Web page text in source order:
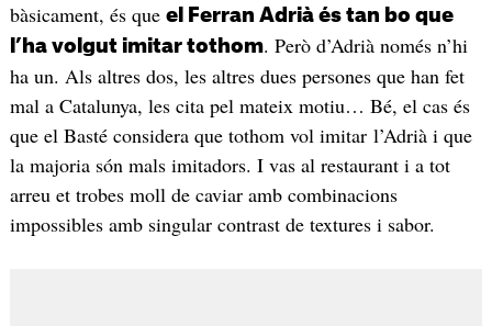
bàsicament, és que el Ferran Adrià és tan bo que
l’ha volgut imitar tothom. Però d’Adrià només n’hi
ha un. Als altres dos, les altres dues persones que han fet
mal a Catalunya, les cita pel mateix motiu… Bé, el cas és
que el Basté considera que tothom vol imitar l’Adrià i que
la majoria són mals imitadors. I vas al restaurant i a tot
arreu et trobes moll de caviar amb combinacions
impossibles amb singular contrast de textures i sabor.